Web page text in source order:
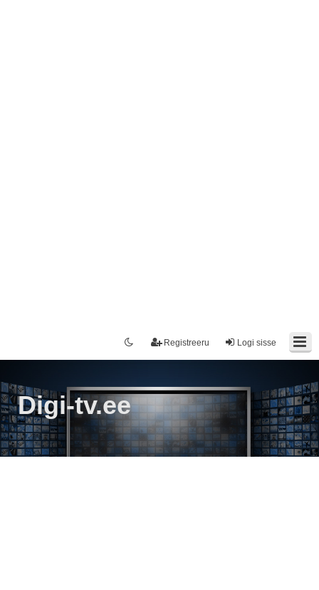
Logi sisse
Registreeru
Digi-tv.ee